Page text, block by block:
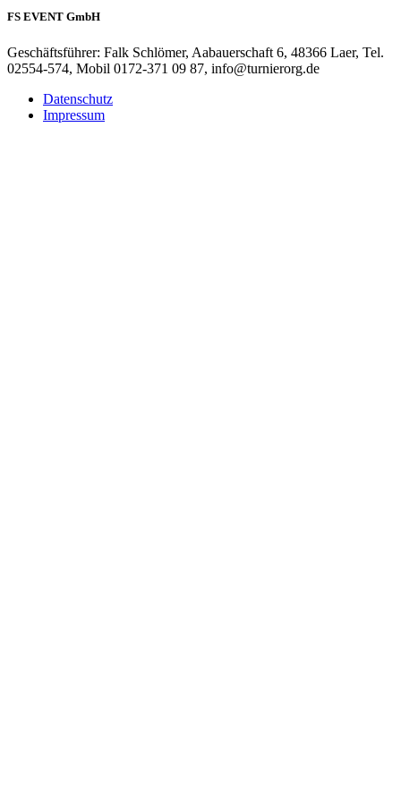
FS EVENT GmbH
Geschäftsführer: Falk Schlömer, Aabauerschaft 6, 48366 Laer, Tel.
02554-574, Mobil 0172-371 09 87, info@turnierorg.de
Datenschutz
Impressum